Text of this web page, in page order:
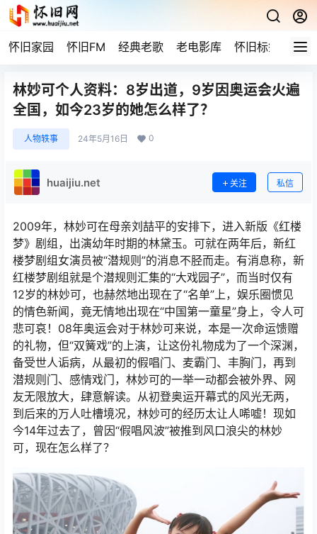
怀旧家园 怀旧FM 经典老歌 老电影库 怀旧标签 网
林妙可个人资料：8岁出道，9岁因奥运会火遍
全国，如今23岁的她怎么样了？
人物轶事 24年5月16日 0
huaijiu.net 关注 私信
2009年，林妙可在母亲刘喆平的安排下，进入新版《红楼
梦》剧组，出演幼年时期的林黛玉。可就在两年后，新红
楼梦剧组女演员被“潜规则”的消息不胫而走。有消息称，新
红楼梦剧组就是个潜规则汇集的“大戏园子”，而当时仅有
12岁的林妙可，也赫然地出现在了“名单”上，娱乐圈惯见
的情色新闻，竟无情地出现在“中国第一童星”身上，令人可
悲可哀！08年奥运会对于林妙可来说，本是一次命运馈赠
的礼物，但“双簧戏”的上演，让这份礼物成为了一个深渊，
备受世人诟病，从最初的假唱门、麦霸门、丰胸门，再到
潜规则门、感情戏门，林妙可的一举一动都会被外界、网
友无限放大，肆意解读。从初登奥运开幕式的风光无两，
到后来的万人吐槽境况，林妙可的经历太让人唏嘘！现如
今14年过去了，曾因“假唱风波”被推到风口浪尖的林妙
可，现在怎么样了？